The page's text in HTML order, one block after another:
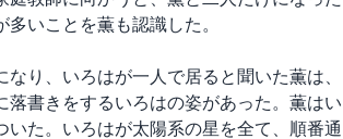
いことを薫も認識した。
り、いろはが一人で居ると聞いた薫は、
書きをするいろはの姿があった。薫はい
た。いろはが太陽系の星を全て、順番通